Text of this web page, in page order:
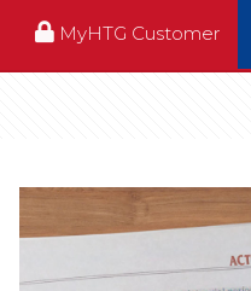
MyHTG Customer